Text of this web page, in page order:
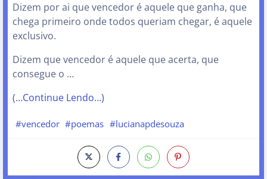
Dizem por ai que vencedor é aquele que ganha, que
chega primeiro onde todos queriam chegar, é aquele
exclusivo.
Dizem que vencedor é aquele que acerta, que
consegue o …
(…Continue Lendo…)
#vencedor #poemas #lucianapdesouza